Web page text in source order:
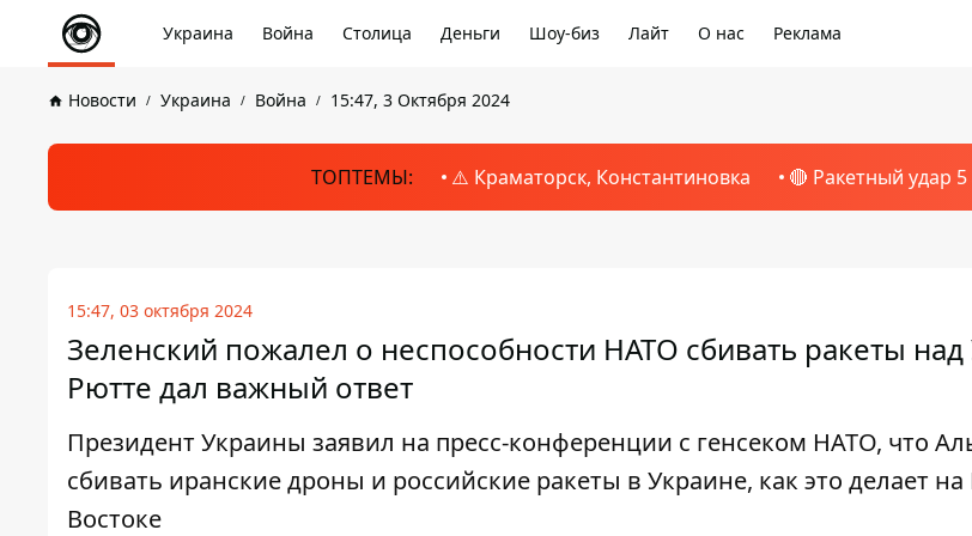
Украина Война Столица Деньги Шоу-биз Лайт О нас Реклама
Новости Украина Война 15:47, 3 Октября 2024
ТОПТЕМЫ: ⚠️ Краматорск, Константиновка 🔴 Ракетный удар 5
15:47, 03 октября 2024
Зеленский пожалел о неспособности НАТО сбивать ракеты
Рютте дал важный ответ
Президент Украины заявил на пресс-конференции с генсеком НАТО, что
сбивать иранские дроны и российские ракеты в Украине, как это делает
Востоке